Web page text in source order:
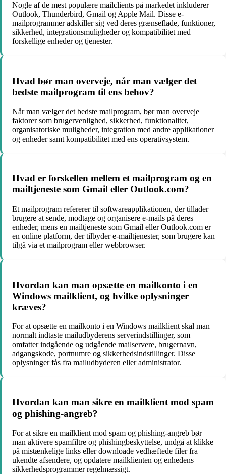
Nogle af de mest populære mailclients på markedet inkluderer
Outlook, Thunderbird, Gmail og Apple Mail. Disse e-
mailprogrammer adskiller sig ved deres grænseflade, funktioner,
sikkerhed, integrationsmuligheder og kompatibilitet med
forskellige enheder og tjenester.
Hvad bør man overveje, når man vælger det
bedste mailprogram til ens behov?
Når man vælger det bedste mailprogram, bør man overveje
faktorer som brugervenlighed, sikkerhed, funktionalitet,
organisatoriske muligheder, integration med andre applikationer
og enheder samt kompatibilitet med ens operativsystem.
Hvad er forskellen mellem et mailprogram og en
mailtjeneste som Gmail eller Outlook.com?
Et mailprogram refererer til softwareapplikationen, der tillader
brugere at sende, modtage og organisere e-mails på deres
enheder, mens en mailtjeneste som Gmail eller Outlook.com er
en online platform, der tilbyder e-mailtjenester, som brugere kan
tilgå via et mailprogram eller webbrowser.
Hvordan kan man opsætte en mailkonto i en
Windows mailklient, og hvilke oplysninger
kræves?
For at opsætte en mailkonto i en Windows mailklient skal man
normalt indtaste mailudbyderens serverindstillinger, som
omfatter indgående og udgående mailservere, brugernavn,
adgangskode, portnumre og sikkerhedsindstillinger. Disse
oplysninger fås fra mailudbyderen eller administrator.
Hvordan kan man sikre en mailklient mod spam
og phishing-angreb?
For at sikre en mailklient mod spam og phishing-angreb bør
man aktivere spamfiltre og phishingbeskyttelse, undgå at klikke
på mistænkelige links eller downloade vedhæftede filer fra
ukendte afsendere, og opdatere mailklienten og enhedens
sikkerhedsprogrammer regelmæssigt.